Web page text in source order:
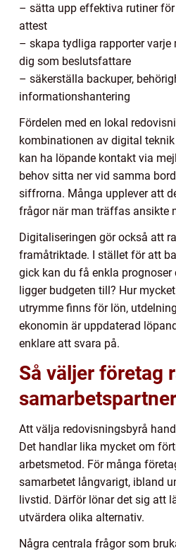
– sätta upp effektiva rutiner
attest
– skapa tydliga rapporter varje
dig som beslutsfattare
– säkerställa backuper,
informationshantering
Fördelen med en lokal
kombinationen av digital
kan ha löpande kontakt via
behov sitta ner vid samma
siffrorna. Många upplever att
frågor när man träffas ansikte
Digitaliseringen gör också att
framåtriktade. I stället för att
gick kan du få enkla prognoser
ligger budgeten till? Hur
utrymme finns för lön,
ekonomin är uppdaterad
enklare att svara på.
Så väljer företag
Att välja redovisningsbyrå
Det handlar lika mycket om
arbetsmetod. För många
samarbetet långvarigt, ibland
livstid. Därför lönar det sig att
utvärdera olika alternativ.
Några centrala frågor som